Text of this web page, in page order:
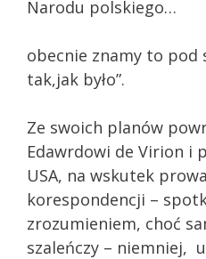
Narodu polskiego…
obecnie znamy to pod
tak,jak było”.
Ze swoich planów
Edawrdowi de Virion i
USA, na wskutek
korespondencji –
zrozumieniem, choć
szaleńczy – niemniej,